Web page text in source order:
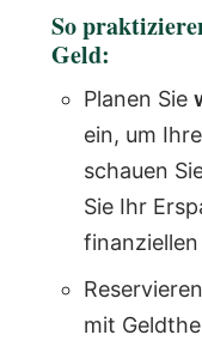
So
Geld:
Planen Sie
ein, um
schauen
Sie Ihr
finanziellen
mit